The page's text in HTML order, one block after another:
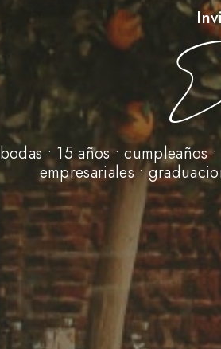
bodas • 15 años • cumpleaños
empresariales •